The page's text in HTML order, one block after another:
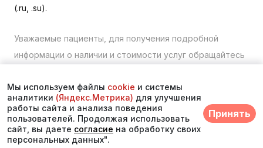
(.ru, .su).
Уважаемые пациенты, для получения подробной
информации о наличии и стоимости услуг обращайтесь
связи или по телефону в Находке:+7 (423) 675-00-85
© 2025. Многопрофильный медицинский центр
«Асклепий»
Мы используем файлы cookie и системы
аналитики (Яндекс.Метрика) для улучшения
работы сайта и анализа поведения
пользователей. Продолжая использовать
сайт, вы даете согласие на обработку своих
персональных данных".
Принять